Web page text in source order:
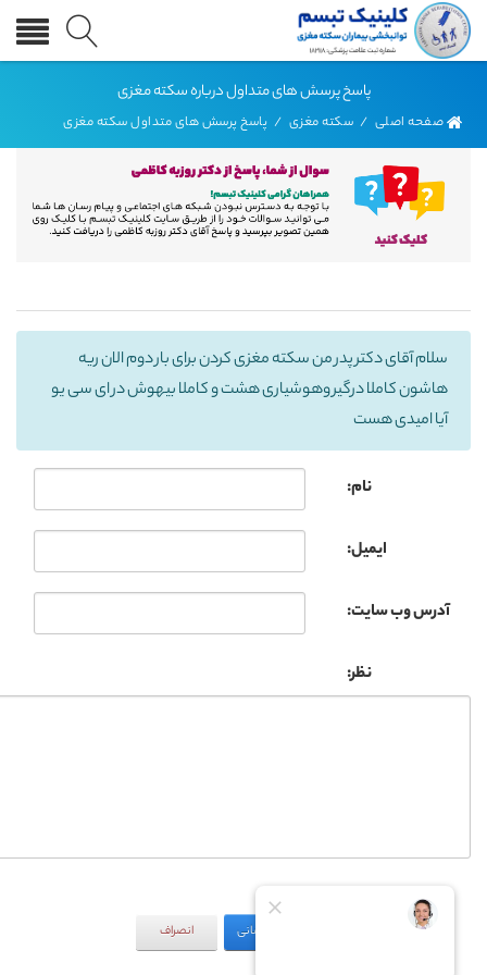
پاسخ پرسش های متداول درباره سکته مغزی
صفحه اصلی / سکته مغزی / پاسخ پرسش های متداول سکته مغزی
سلام آقای دکتر پدر من سکته مغزی کردن برای بار دوم الان ریه
هاشون کاملا درگیر وهوشیاری هشت و کاملا بیهوش در ای سی یو
آیا امیدی هست
نام:
ایمیل:
آدرس وب سایت:
نظر:
به‌روزرسانی انصراف